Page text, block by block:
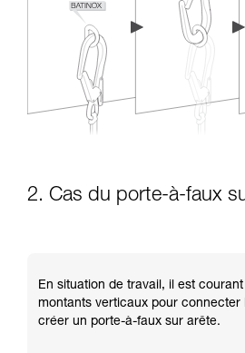
2. Cas du porte-à-faux
En situation de travail, il est
montants verticaux pour connecter
créer un porte-à-faux sur arête.